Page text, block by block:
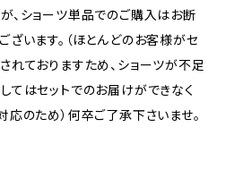
、ショーツ単品でのご購入はお断
ざいます。（ほとんどのお客様がセ
れておりますため、ショーツが不足
てはセットでのお届けができなく
応のため）何卒ご了承下さいませ。